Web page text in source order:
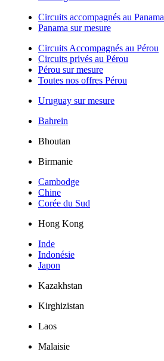
Circuits accompagnés au Panama
Panama sur mesure
Circuits Accompagnés au Pérou
Circuits privés au Pérou
Pérou sur mesure
Toutes nos offres Pérou
Uruguay sur mesure
Bahrein
Bhoutan
Birmanie
Cambodge
Chine
Corée du Sud
Hong Kong
Inde
Indonésie
Japon
Kazakhstan
Kirghizistan
Laos
Malaisie